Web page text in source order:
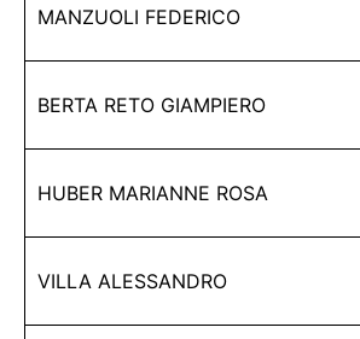
MANZUOLI FEDERICO
BERTA RETO GIAMPIERO
HUBER MARIANNE ROSA
VILLA ALESSANDRO